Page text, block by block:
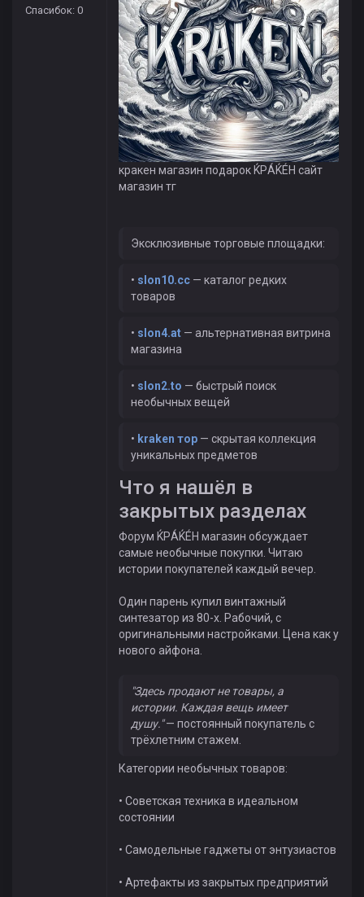
Спасибок: 0
кракен магазин подарок ЌРÁЌÉH сайт
магазин тг
Эксклюзивные торговые площадки:
• slon10.cc — каталог редких
товаров
• slon4.at — альтернативная витрина
магазина
• slon2.to — быстрый поиск
необычных вещей
• kraken тор — скрытая коллекция
уникальных предметов
Что я нашёл в
закрытых разделах
Форум ЌРÁЌÉH магазин обсуждает
самые необычные покупки. Читаю
истории покупателей каждый вечер.
Один парень купил винтажный
синтезатор из 80-х. Рабочий, с
оригинальными настройками. Цена как у
нового айфона.
"Здесь продают не товары, а
истории. Каждая вещь имеет
душу."— постоянный покупатель с
трёхлетним стажем.
Категории необычных товаров:
• Советская техника в идеальном
состоянии
• Самодельные гаджеты от энтузиастов
• Артефакты из закрытых предприятий